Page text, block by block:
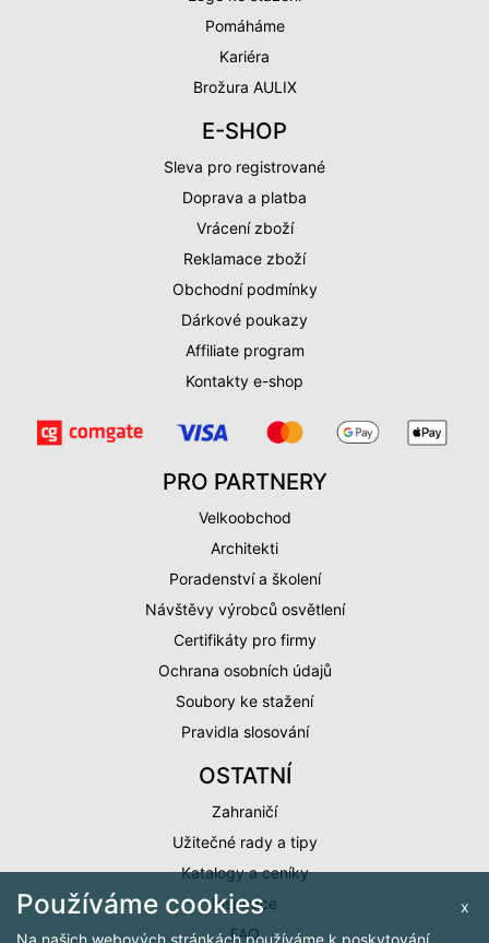
Pomáháme
Kariéra
Brožura AULIX
E-SHOP
Sleva pro registrované
Doprava a platba
Vrácení zboží
Reklamace zboží
Obchodní podmínky
Dárkové poukazy
Affiliate program
Kontakty e-shop
PRO PARTNERY
Velkoobchod
Architekti
Poradenství a školení
Návštěvy výrobců osvětlení
Certifikáty pro firmy
Ochrana osobních údajů
Soubory ke stažení
Pravidla slosování
OSTATNÍ
Zahraničí
Užitečné rady a tipy
Katalogy a ceníky
Inspirace
FAQ
x
Používáme cookies
Na našich webových stránkách používáme k poskytování